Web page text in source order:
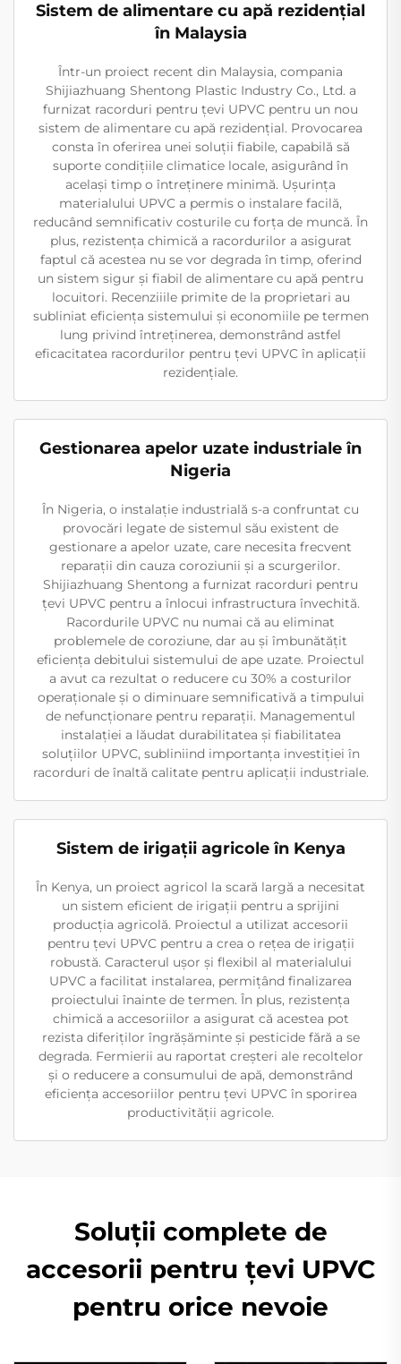
Sistem de alimentare cu apă rezidențial
în Malaysia
Într-un proiect recent din Malaysia, compania
Shijiazhuang Shentong Plastic Industry Co., Ltd. a
furnizat racorduri pentru țevi UPVC pentru un nou
sistem de alimentare cu apă rezidențial. Provocarea
consta în oferirea unei soluții fiabile, capabilă să
suporte condițiile climatice locale, asigurând în
același timp o întreținere minimă. Ușurința
materialului UPVC a permis o instalare facilă,
reducând semnificativ costurile cu forța de muncă. În
plus, rezistența chimică a racordurilor a asigurat
faptul că acestea nu se vor degrada în timp, oferind
un sistem sigur și fiabil de alimentare cu apă pentru
locuitori. Recenziiile primite de la proprietari au
subliniat eficiența sistemului și economiile pe termen
lung privind întreținerea, demonstrând astfel
eficacitatea racordurilor pentru țevi UPVC în aplicații
rezidențiale.
Gestionarea apelor uzate industriale în
Nigeria
În Nigeria, o instalație industrială s-a confruntat cu
provocări legate de sistemul său existent de
gestionare a apelor uzate, care necesita frecvent
reparații din cauza coroziunii și a scurgerilor.
Shijiazhuang Shentong a furnizat racorduri pentru
țevi UPVC pentru a înlocui infrastructura învechită.
Racordurile UPVC nu numai că au eliminat
problemele de coroziune, dar au și îmbunătățit
eficiența debitului sistemului de ape uzate. Proiectul
a avut ca rezultat o reducere cu 30% a costurilor
operaționale și o diminuare semnificativă a timpului
de nefuncționare pentru reparații. Managementul
instalației a lăudat durabilitatea și fiabilitatea
soluțiilor UPVC, subliniind importanța investiției în
racorduri de înaltă calitate pentru aplicații industriale.
Sistem de irigații agricole în Kenya
În Kenya, un proiect agricol la scară largă a necesitat
un sistem eficient de irigații pentru a sprijini
producția agricolă. Proiectul a utilizat accesorii
pentru țevi UPVC pentru a crea o rețea de irigații
robustă. Caracterul ușor și flexibil al materialului
UPVC a facilitat instalarea, permițând finalizarea
proiectului înainte de termen. În plus, rezistența
chimică a accesoriilor a asigurat că acestea pot
rezista diferiților îngrășăminte și pesticide fără a se
degrada. Fermierii au raportat creșteri ale recoltelor
și o reducere a consumului de apă, demonstrând
eficiența accesoriilor pentru țevi UPVC în sporirea
productivității agricole.
Soluții complete de
accesorii pentru țevi UPVC
pentru orice nevoie